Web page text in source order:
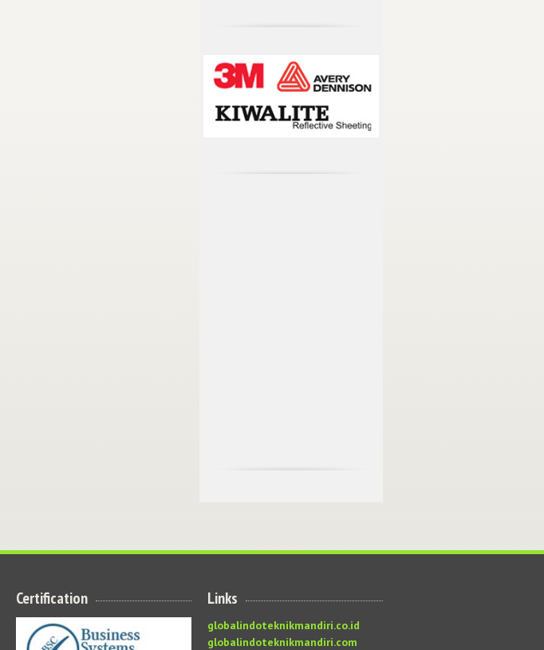
Certification Links
globalindoteknikmandiri.co.id
globalindoteknikmandiri.com